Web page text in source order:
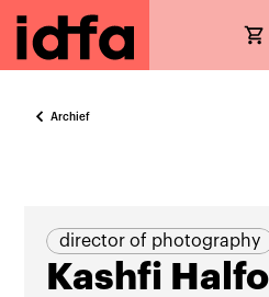
Archief
director of photography
Kashfi